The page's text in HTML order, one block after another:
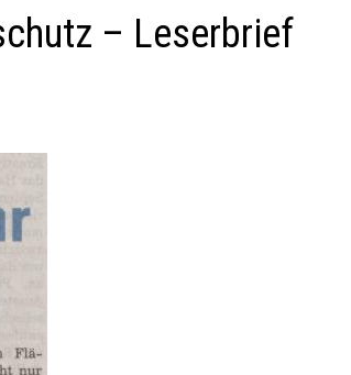
– Leserbrief